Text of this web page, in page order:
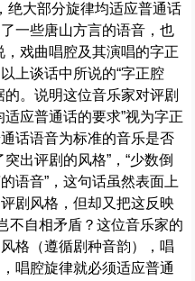
绝大部分旋律均适应普通话
一些唐山方言的语音，也
，戏曲唱腔及其演唱的字正
上谈话中所说的“字正腔
。说明这位音乐家对评剧
应普通话的要求”视为字正
话语音为标准的音乐是否
出评剧的风格”，“少数倒
语音”，这句话虽然表面上
剧风格，但却又把这反映
不自相矛盾？这位音乐家的
格（遵循剧种音韵），唱
唱腔旋律就必须适应普通